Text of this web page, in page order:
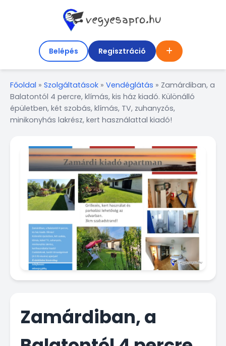
Belépés Regisztráció
Főoldal » Szolgáltatások » Vendéglátás » Zamárdiban, a
Balatontól 4 percre, klímás, kis ház kiadó. Különálló
épületben, két szobás, klímás, TV, zuhanyzós,
minikonyhás lakrész, kert használattal kiadó!
Zamárdiban, a